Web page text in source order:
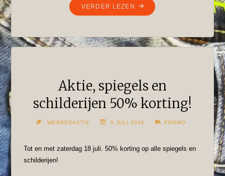
VERDER LEZEN
"SLUITING
ZATERDAGEN
VAKANTIEPERIODE."
Aktie, spiegels en
schilderijen 50% korting!
WEBREDACTIE 9 JULI 2026 PROMO
Tot en met zaterdag 18 juli. 50% korting op alle spiegels en
schilderijen!